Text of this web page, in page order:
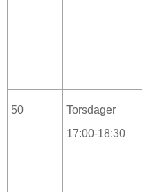
50
Torsdager
17:00-18:30